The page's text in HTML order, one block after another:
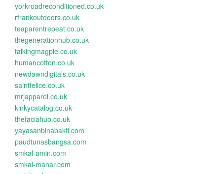
yorkroadreconditioned.co.uk
rfrankoutdoors.co.uk
teaparentrepeat.co.uk
thegenerationhub.co.uk
talkingmagpie.co.uk
humancotton.co.uk
newdawndigitals.co.uk
saintfelice.co.uk
mrjapparel.co.uk
kinkycatalog.co.uk
thefaciahub.co.uk
yayasanbinabakti.com
paudtunasbangsa.com
smkal-amin.com
smkal-manar.com